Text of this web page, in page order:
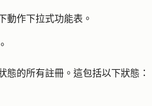
動作下拉式功能表。
。
態的所有註冊。這包括以下狀態：